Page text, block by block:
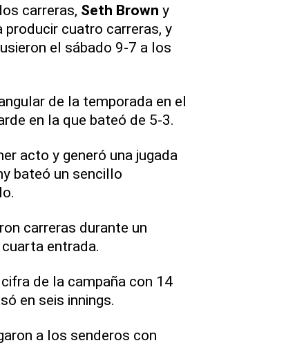
carreras, Seth Brown y
producir cuatro carreras, y
el sábado 9-7 a los
de la temporada en el
en la que bateó de 5-3.
acto y generó una jugada
bateó un sencillo
carreras durante un
entrada.
de la campaña con 14
en seis innings.
a los senderos con